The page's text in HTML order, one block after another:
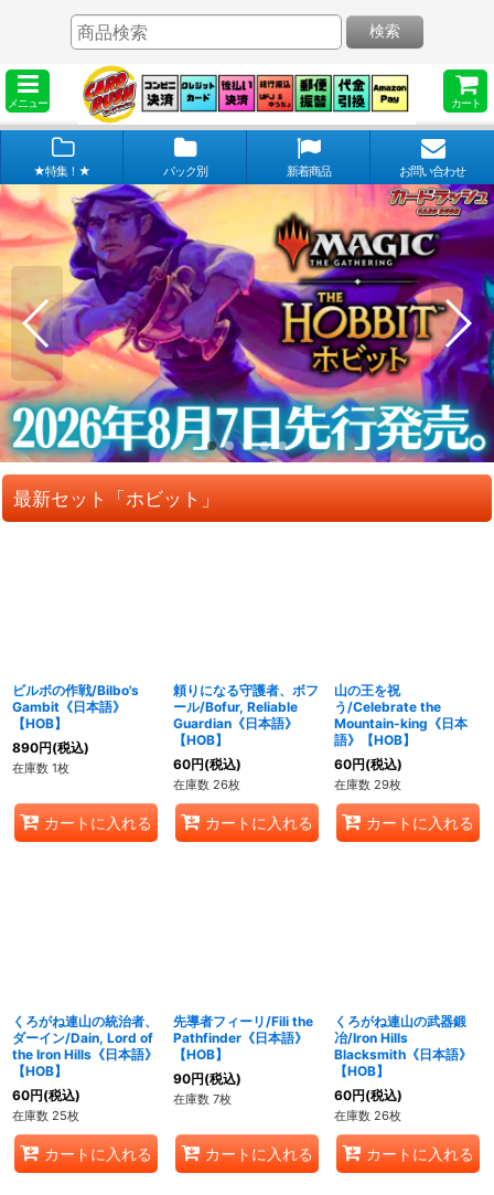
メニュー カート
検索
★特集！★ パック別 新着商品 お問い合わせ
最新セット「ホビット」
ビルボの作戦/Bilbo's
Gambit《日本語》
【HOB】
890円(税込)
在庫数 1枚
カートに入れる
頼りになる守護者、ボフ
ール/Bofur, Reliable
Guardian《日本語》
【HOB】
60円(税込)
在庫数 26枚
カートに入れる
山の王を祝
う/Celebrate the
Mountain-king《日本
語》【HOB】
60円(税込)
在庫数 29枚
カートに入れる
くろがね連山の統治者、
ダーイン/Dain, Lord of
the Iron Hills《日本語》
【HOB】
60円(税込)
在庫数 25枚
カートに入れる
先導者フィーリ/Fili the
Pathfinder《日本語》
【HOB】
90円(税込)
在庫数 7枚
カートに入れる
くろがね連山の武器鍛
冶/Iron Hills
Blacksmith《日本語》
【HOB】
60円(税込)
在庫数 26枚
カートに入れる